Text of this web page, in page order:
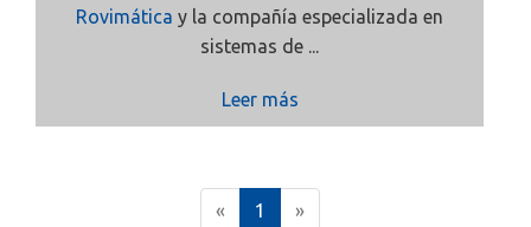
Rovimática y la compañía especializada en
sistemas de ...
Leer más
« 1 »